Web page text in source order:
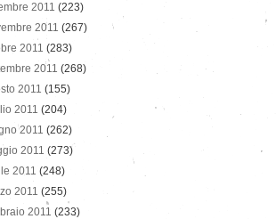
2011 (223)
2011 (267)
2011 (283)
2011 (268)
2011 (155)
2011 (204)
2011 (262)
2011 (273)
2011 (248)
2011 (255)
2011 (233)